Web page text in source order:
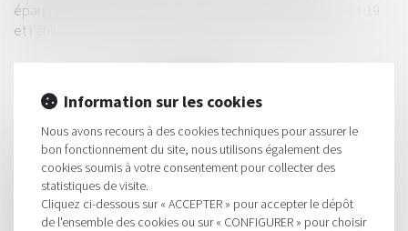
épargne-temps., Devant l’urgence de l’épidémie de Covid-19
et l’afflux des malades dans les hôpitaux...
HISTORIQUE
Un assistant à maîtrise d’ouvrage peut avoir la qualité de
Information sur les cookies
Nous avons recours à des cookies techniques pour assurer le
bon fonctionnement du site, nous utilisons également des
cookies soumis à votre consentement pour collecter des
statistiques de visite.
Cliquez ci-dessous sur « ACCEPTER » pour accepter le dépôt
de l'ensemble des cookies ou sur « CONFIGURER » pour choisir